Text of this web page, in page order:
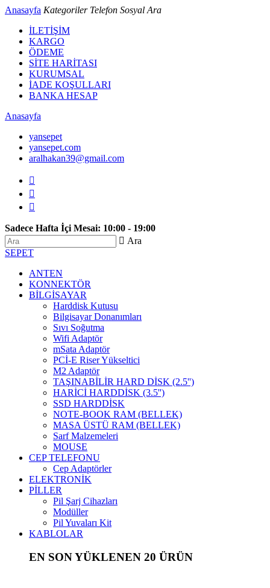
Anasayfa Kategoriler Telefon Sosyal Ara
İLETİŞİM
KARGO
ÖDEME
SİTE HARİTASI
KURUMSAL
İADE KOŞULLARI
BANKA HESAP
Anasayfa
yansepet
yansepet.com
aralhakan39@gmail.com



Sadece Hafta İçi Mesai: 10:00 - 19:00
 Ara
SEPET
ANTEN
KONNEKTÖR
BİLGİSAYAR
Harddisk Kutusu
Bilgisayar Donanımları
Sıvı Soğutma
Wifi Adaptör
mSata Adaptör
PCİ-E Riser Yükseltici
M2 Adaptör
TAŞINABİLİR HARD DİSK (2.5'')
HARİCİ HARDDİSK (3.5'')
SSD HARDDİSK
NOTE-BOOK RAM (BELLEK)
MASA ÜSTÜ RAM (BELLEK)
Sarf Malzemeleri
MOUSE
CEP TELEFONU
Cep Adaptörler
ELEKTRONİK
PİLLER
Pil Şarj Cihazları
Modüller
Pil Yuvaları Kit
KABLOLAR
EN SON YÜKLENEN 20 ÜRÜN